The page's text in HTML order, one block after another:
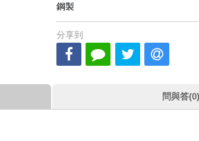
鋼製
分享到
問與答(0)